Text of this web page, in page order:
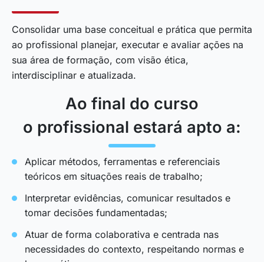
Consolidar uma base conceitual e prática que permita
ao profissional planejar, executar e avaliar ações na
sua área de formação, com visão ética,
interdisciplinar e atualizada.
Ao final do curso
o profissional estará apto a:
Aplicar métodos, ferramentas e referenciais
teóricos em situações reais de trabalho;
Interpretar evidências, comunicar resultados e
tomar decisões fundamentadas;
Atuar de forma colaborativa e centrada nas
necessidades do contexto, respeitando normas e